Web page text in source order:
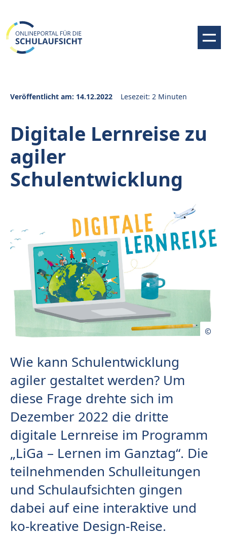
Veröffentlicht am: 14.12.2022 Lesezeit: 2 Minuten
Digitale Lernreise zu
agiler
Schulentwicklung
Wie kann Schulentwicklung
agiler gestaltet werden? Um
diese Frage drehte sich im
Dezember 2022 die dritte
digitale Lernreise im Programm
„LiGa – Lernen im Ganztag“. Die
teilnehmenden Schulleitungen
und Schulaufsichten gingen
dabei auf eine interaktive und
ko-kreative Design-Reise.